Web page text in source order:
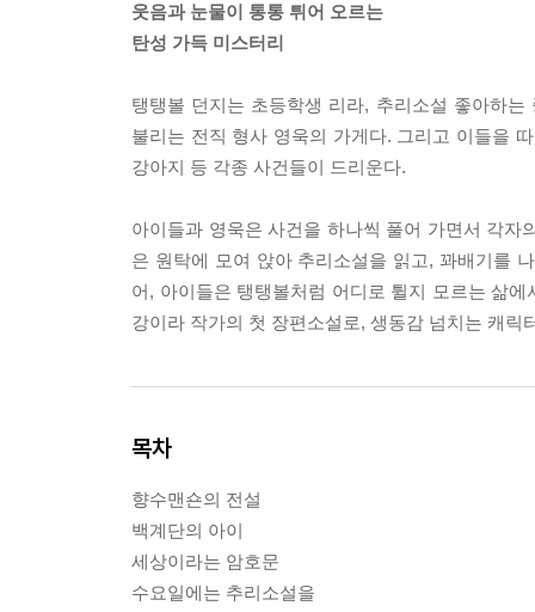
웃음과 눈물이 통통 튀어 오르는
탄성 가득 미스터리
탱탱볼 던지는 초등학생 리라, 추리소설 좋아하는
불리는 전직 형사 영욱의 가게다. 그리고 이들을
강아지 등 각종 사건들이 드리운다.
아이들과 영욱은 사건을 하나씩 풀어 가면서 각
은 원탁에 모여 앉아 추리소설을 읽고, 꽈배기를
어, 아이들은 탱탱볼처럼 어디로 튈지 모르는 삶
강이라 작가의 첫 장편소설로, 생동감 넘치는 캐
목차
향수맨숀의 전설
백계단의 아이
세상이라는 암호문
수요일에는 추리소설을